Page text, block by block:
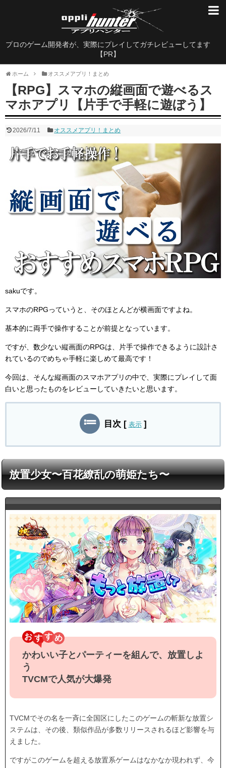
プロのゲーム開発者が、実際にプレイしてガチレビューしてます
【PR】
ホーム オススメアプリ！まとめ
【RPG】スマホの縦画面で遊べるス
マホアプリ【片手で手軽に遊ぼう】
2026/7/11 オススメアプリ！まとめ
sakuです。
スマホのRPGっていうと、そのほとんどが横画面ですよね。
基本的に両手で操作することが前提となっています。
ですが、数少ない縦画面のRPGは、片手で操作できるように設計さ
れているのでめちゃ手軽に楽しめて最高です！
今回は、そんな縦画面のスマホアプリの中で、実際にプレイして面
白いと思ったものをレビューしていきたいと思います。
目次 [ 表示 ]
放置少女〜百花繚乱の萌姫たち〜
お す
かわいい子とパーティーを組んで、放置しよ
う
TVCMで人気が大爆発
TVCMでその名を一斉に全国区にしたこのゲームの斬新な放置シ
ステムは、その後、類似作品が多数リリースされるほど影響を与
えました。
ですがこのゲームを超える放置系ゲームはなかなか現われず、今
面白すぎるゲーム特集
やり込み要素抜群のゲーム
グラフィックが美しすぎるゲーム
ストーリーの完成度が凄いゲーム
人気ソシャゲランキング
20代男性におすすめな神ゲー
基本無料なのに面白いゲーム
シングルプレイ用ゲーム
おすすめゲームランキング
RPG
シミュレーション
美少女が登場するゲーム
好きな「ゲームジャンル」ランキング
アプリランキング
マッチングアプリ
出前アプリ